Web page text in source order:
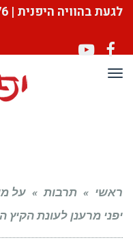
לגעת בהוויה היפנית | 054-5646176
Facebook
YouTube
תפריט
ראשי » תרבות » על
יפני מרענן לעונת